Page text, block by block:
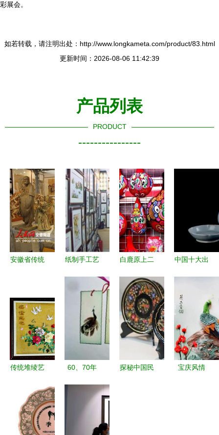
彩展会。
如若转载，请注明出处：http://www.longkameta.com/product/83.html
更新时间：2026-08-06 11:42:39
产品列表
PRODUCT
----------------
安徽省传统
日上演
纸制手工艺
力与环保价
值
白鹿原上二
是你不知道
的事！——
藏在工艺美
术品中的隐
中国十大出
第一竟然是
柠檬酸与工
艺美术品
传统堆绫艺
间的文化瑰
宝
60、70年
中国工艺美
与水彩记忆
探秘中国民
宝庆风情